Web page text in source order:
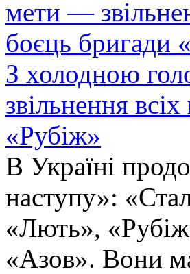
З холодною
звільнення
«Рубіж»
В Україні
наступу»:
«Лють»,
«Азов». Вони